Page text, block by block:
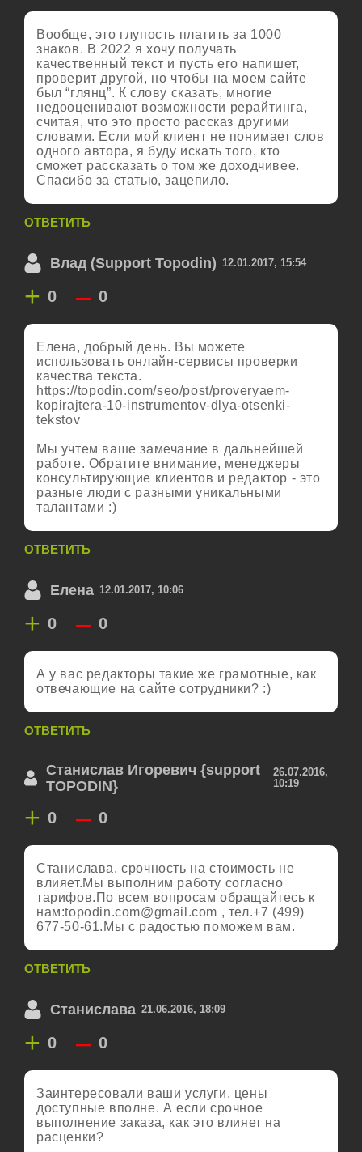
Вообще, это глупость платить за 1000
знаков. В 2022 я хочу получать
качественный текст и пусть его напишет,
проверит другой, но чтобы на моем сайте
был “глянц”. К слову сказать, многие
недооценивают возможности рерайтинга,
считая, что это просто рассказ другими
словами. Если мой клиент не понимает слов
одного автора, я буду искать того, кто
сможет рассказать о том же доходчивее.
Спасибо за статью, зацепило.
ОТВЕТИТЬ
Влад (Support Topodin) 12.01.2017, 15:54
+ 0 – 0
Елена, добрый день. Вы можете
использовать онлайн-сервисы проверки
качества текста.
https://topodin.com/seo/post/proveryaem-
kopirajtera-10-instrumentov-dlya-otsenki-
tekstov
Мы учтем ваше замечание в дальнейшей
работе. Обратите внимание, менеджеры
консультирующие клиентов и редактор - это
разные люди с разными уникальными
талантами :)
ОТВЕТИТЬ
Елена 12.01.2017, 10:06
+ 0 – 0
А у вас редакторы такие же грамотные, как
отвечающие на сайте сотрудники? :)
ОТВЕТИТЬ
Станислав Игоревич {support
TOPODIN}
26.07.2016,
10:19
+ 0 – 0
Станислава, срочность на стоимость не
влияет.Мы выполним работу согласно
тарифов.По всем вопросам обращайтесь к
нам:topodin.com@gmail.com , тел.+7 (499)
677-50-61.Мы с радостью поможем вам.
ОТВЕТИТЬ
Станислава 21.06.2016, 18:09
+ 0 – 0
Заинтересовали ваши услуги, цены
доступные вполне. А если срочное
выполнение заказа, как это влияет на
расценки?